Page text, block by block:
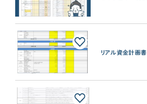
リアル資金計画書